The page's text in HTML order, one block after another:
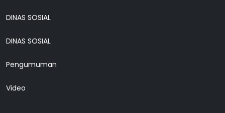
DINAS SOSIAL
DINAS SOSIAL
Pengumuman
Video